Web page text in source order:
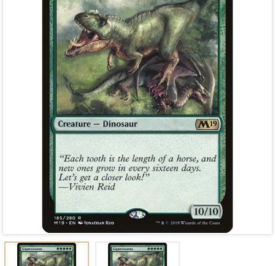
Mã giảm giá:
Ngày hết hạn:
Điều kiện: